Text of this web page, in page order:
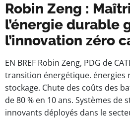
Robin Zeng :
l’énergie durable
l’innovation zéro
EN BREF Robin Zeng, PDG de
transition énergétique. énergies
stockage. Chute des coûts des
de 80 % en 10 ans. Systèmes de
innovants déployés dans le